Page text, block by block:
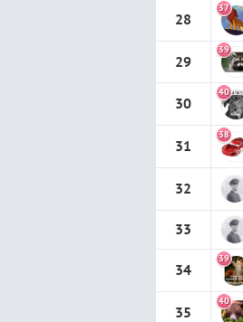
28
37
29
39
30
40
31
38
32
33
34
39
35
40